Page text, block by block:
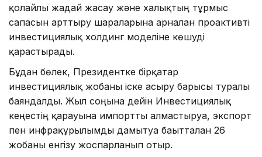
қолайлы жағдай жасау және халықтың тұрмыс
сапасын арттыру шараларына арналған проактивті
инвестициялық холдинг моделіне көшуді
қарастырады.
Бұдан бөлек, Президентке бірқатар
инвестициялық жобаны іске асыру барысы туралы
баяндалды. Жыл соңына дейін Инвестициялық
кеңестің қарауына импортты алмастыруға, экспорт
пен инфрақұрылымды дамытуға бағытталған 26
жобаны енгізу жоспарланып отыр.